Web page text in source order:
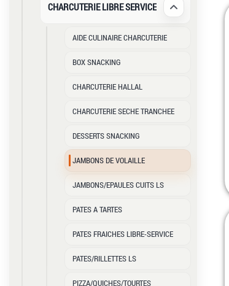
CHARCUTERIE LIBRE SERVICE Déplier / Replier
AIDE CULINAIRE CHARCUTERIE
BOX SNACKING
CHARCUTERIE HALLAL
CHARCUTERIE SECHE TRANCHEE
DESSERTS SNACKING
JAMBONS DE VOLAILLE
JAMBONS/EPAULES CUITS LS
PATES A TARTES
PATES FRAICHES LIBRE-SERVICE
PATES/RILLETTES LS
PIZZA/QUICHES/TOURTES